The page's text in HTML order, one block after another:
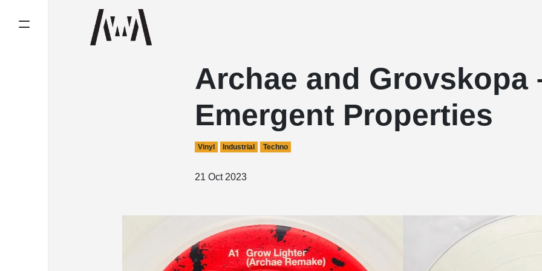
Archae and Grovskopa
Emergent Properties
Vinyl Industrial Techno
21 Oct 2023